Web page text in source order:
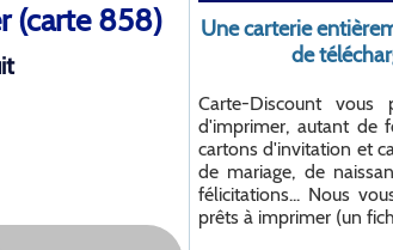
(carte 858)
Une carterie
de
Carte-Discount vous
d'imprimer, autant de
cartons d'invitation et
de mariage, de
félicitations... Nous
prêts à imprimer (un